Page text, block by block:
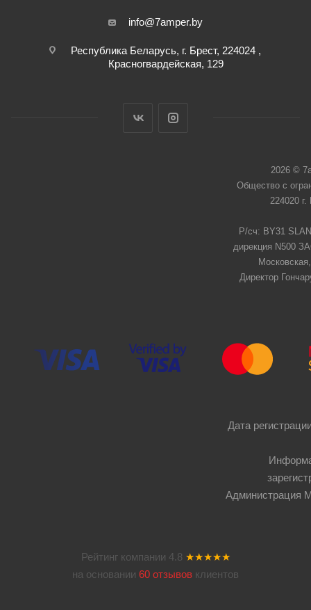
info@7amper.by
Республика Беларусь, г. Брест, 224024 ,
Красногвардейская, 129
2026 ©
Общество с
224020
Р/сч: BY31
дирекция N500
Директор
Дата
Администрация
Рейтинг компании 4.8 ★★★★★
на основании 60 отзывов клиентов